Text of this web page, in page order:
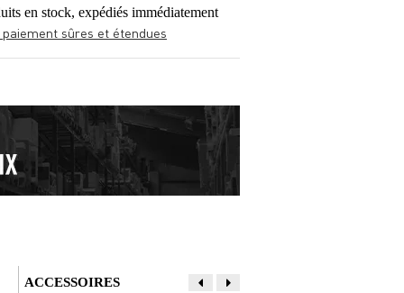
en stock, expédiés immédiatement
sûres et étendues
ACCESSOIRES